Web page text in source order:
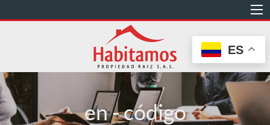
al
en - código
ES